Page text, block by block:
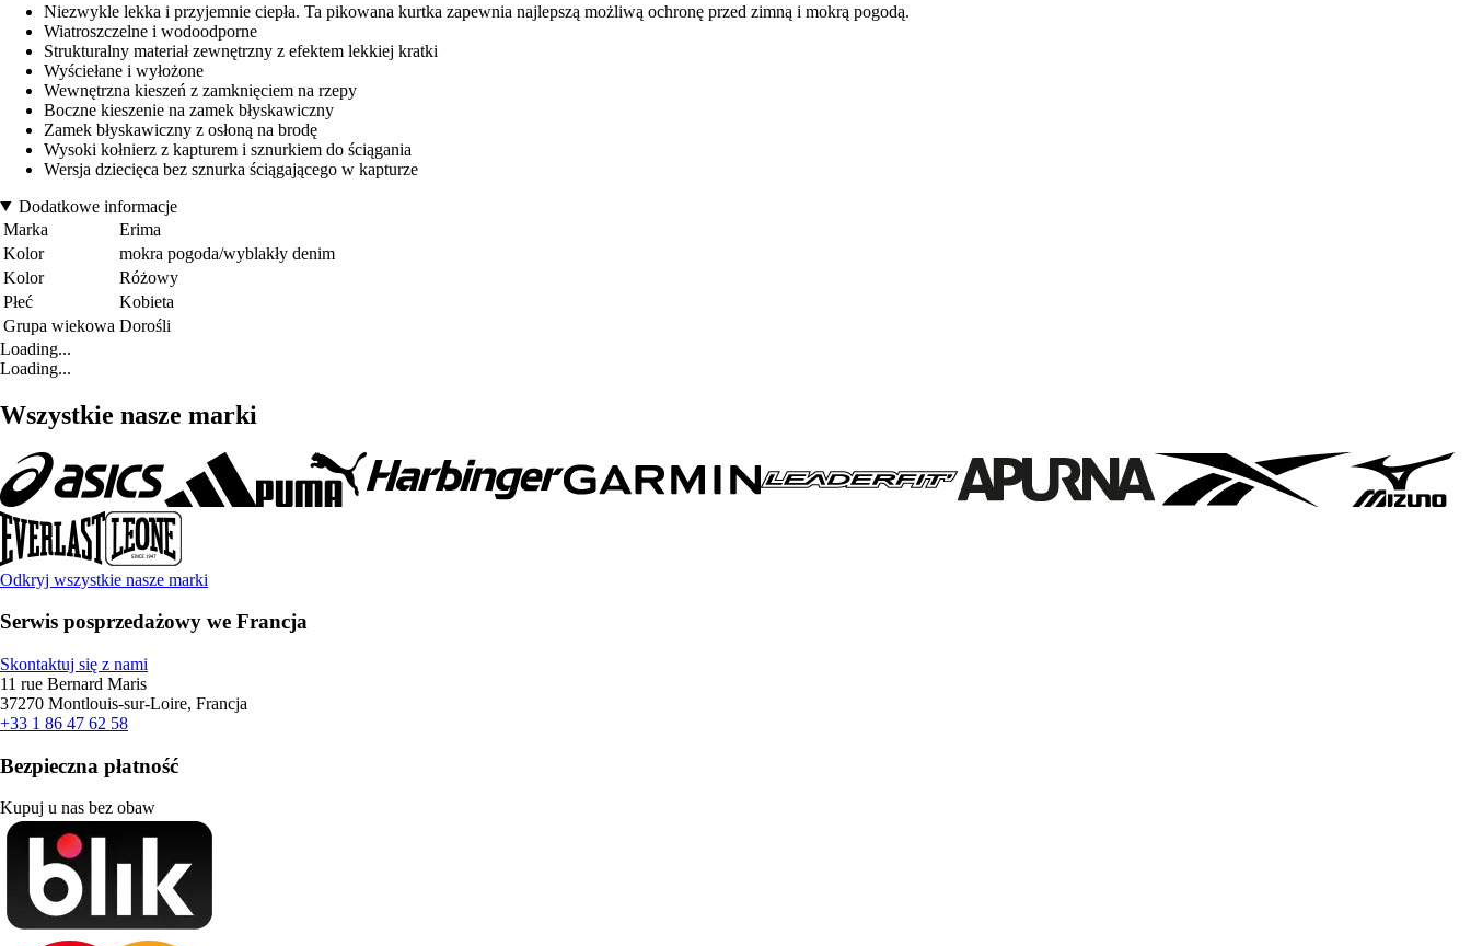
Niezwykle lekka i przyjemnie ciepła. Ta pikowana kurtka zapewnia najlepszą możliwą ochronę przed zimną i mokrą pogodą.
Wiatroszczelne i wodoodporne
Strukturalny materiał zewnętrzny z efektem lekkiej kratki
Wyściełane i wyłożone
Wewnętrzna kieszeń z zamknięciem na rzepy
Boczne kieszenie na zamek błyskawiczny
Zamek błyskawiczny z osłoną na brodę
Wysoki kołnierz z kapturem i sznurkiem do ściągania
Wersja dziecięca bez sznurka ściągającego w kapturze
Dodatkowe informacje
Marka
Erima
Kolor
mokra pogoda/wyblakły denim
Kolor
Różowy
Płeć
Kobieta
Grupa wiekowa Dorośli
Loading...
Loading...
Wszystkie nasze marki
Odkryj wszystkie nasze marki
Serwis posprzedażowy we Francja
Skontaktuj się z nami
11 rue Bernard Maris
37270 Montlouis-sur-Loire, Francja
+33 1 86 47 62 58
Bezpieczna płatność
Kupuj u nas bez obaw